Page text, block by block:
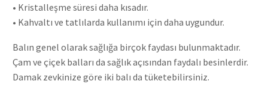
• Kristalleşme süresi daha kısadır.
• Kahvaltı ve tatlılarda kullanımı için daha uygundur.
Balın genel olarak sağlığa birçok faydası bulunmaktadır.
Çam ve çiçek balları da sağlık açısından faydalı besinlerdir.
Damak zevkinize göre iki balı da tüketebilirsiniz.